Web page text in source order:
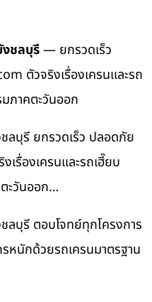
ชลบุรี— ยกรวดเร็ว
ตัวจริงเรื่องเครนและรถ
ภาคตะวันออก
บุรี ยกรวดเร็ว ปลอดภัย
เรื่องเครนและรถเฮี๊ยบ
ะวันออก…
บุรี ตอบโจทย์ทุกโครงการ
หนักด้วยรถเครนมาตรฐาน